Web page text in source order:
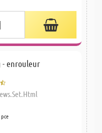
- enrouleur
pce